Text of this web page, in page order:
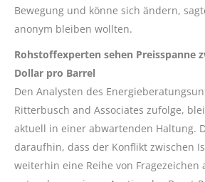
Bewegung und könne sich ändern,
anonym bleiben wollten.
Rohstoffexperten sehen Preisspanne
Dollar pro Barrel
Den Analysten des
Ritterbusch and Associates zufolge,
aktuell in einer abwartenden Haltung.
daraufhin, dass der Konflikt zwischen
weiterhin eine Reihe von Fragezeichen